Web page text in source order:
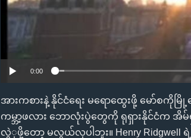
0:00
အားကစားနဲ့ နိုင်ငံရေး မရောထွေးဖို့ မော်စကို
ကမ္ဘာ့ဖလား ဘောလုံးပွဲတွေကို ရုရှားနိုင်ငံက
လွဲှဖို့တော့ မလွယ်လှပါဘူး။ Henry Ridgwell